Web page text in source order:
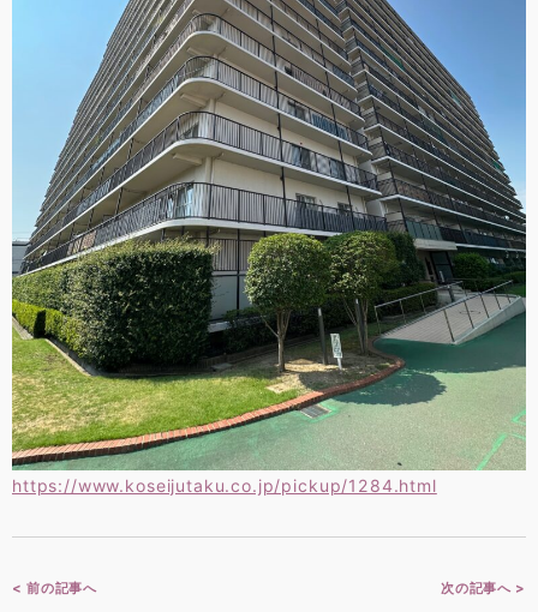
https://www.koseijutaku.co.jp/pickup/1284.html
< 前の記事へ 次の記事へ >